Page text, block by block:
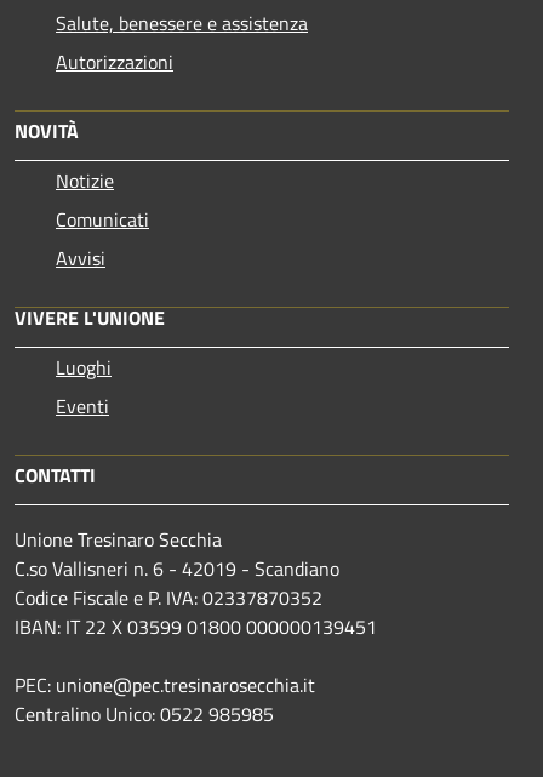
Salute, benessere e assistenza
Autorizzazioni
NOVITÀ
Notizie
Comunicati
Avvisi
VIVERE L'UNIONE
Luoghi
Eventi
CONTATTI
Unione Tresinaro Secchia
C.so Vallisneri n. 6 - 42019 - Scandiano
Codice Fiscale e P. IVA: 02337870352
IBAN: IT 22 X 03599 01800 000000139451
PEC: unione@pec.tresinarosecchia.it
Centralino Unico: 0522 985985